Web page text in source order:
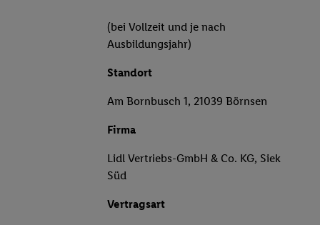
(bei Vollzeit und je nach
Ausbildungsjahr)
Standort
Am Bornbusch 1, 21039 Börnsen
Firma
Lidl Vertriebs-GmbH & Co. KG, Siek
Süd
Vertragsart